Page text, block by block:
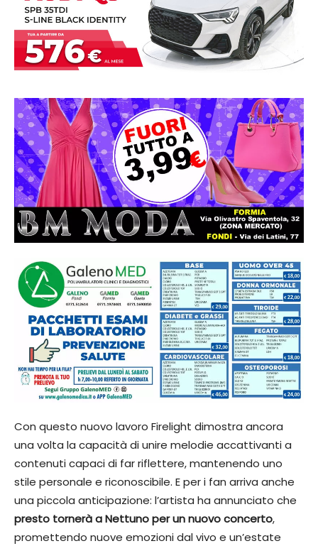
Con questo nuovo lavoro Firelight dimostra ancora
una volta la capacità di unire melodie accattivanti a
contenuti capaci di far riflettere, mantenendo uno
stile personale e riconoscibile. E per i fan arriva anche
una piccola anticipazione: l’artista ha annunciato che
presto tornerà a Nettuno per un nuovo concerto,
promettendo nuove emozioni dal vivo e un’estate